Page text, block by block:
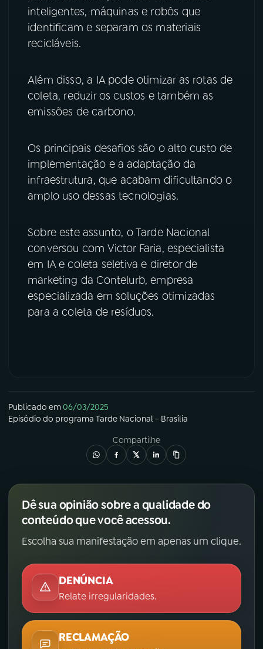
ACOMPANHE A RÁDIO NACIONAL
YouTube Facebook
TikTok
inteligentes, máquinas e robôs que
identificam e separam os materiais
recicláveis.
Além disso, a IA pode otimizar as rotas de
coleta, reduzir os custos e também as
emissões de carbono.
Os principais desafios são o alto custo de
implementação e a adaptação da
infraestrutura, que acabam dificultando o
amplo uso dessas tecnologias.
Sobre este assunto, o Tarde Nacional
conversou com Victor Faria, especialista
em IA e coleta seletiva e diretor de
marketing da Contelurb, empresa
especializada em soluções otimizadas
para a coleta de resíduos.
Publicado em06/03/2025
Episódio do programa Tarde Nacional - Brasília
Compartilhe
Dê sua opinião sobre a qualidade do
conteúdo que você acessou.
Escolha sua manifestação em apenas um clique.
DENÚNCIA
Relate irregularidades.
RECLAMAÇÃO